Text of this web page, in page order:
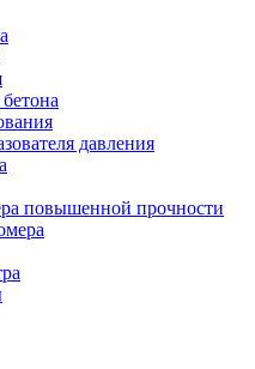
давления
повышенной прочности